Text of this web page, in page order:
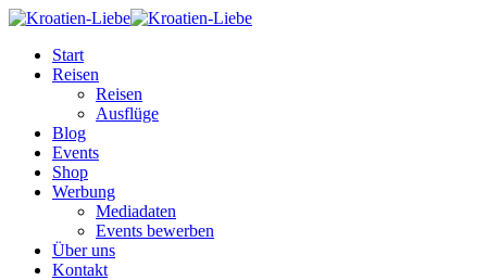
Start
Reisen
Reisen
Ausflüge
Blog
Events
Shop
Werbung
Mediadaten
Events bewerben
Über uns
Kontakt